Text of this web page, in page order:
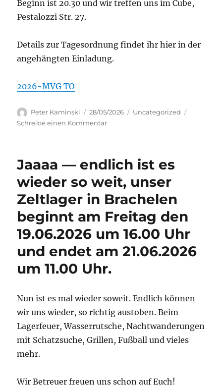
Beginn ist 20.30 und wir treffen uns im Cube,
Pestalozzi Str. 27.
Details zur Tagesordnung findet ihr hier in der
angehängten Einladung.
2026-MVG TO
Autor
Peter Kaminski
Veröffentlicht
am
28/05/2026 Kategorien
Uncategorized
Schreibe einen Kommentarzu
Jaaaa — endlich ist es
wieder so weit, unser
Zeltlager in Brachelen
beginnt am Freitag den
19.06.2026 um 16.00 Uhr
und endet am 21.06.2026
um 11.00 Uhr.
Nun ist es mal wieder soweit. Endlich können
wir uns wieder, so richtig austoben. Beim
Lagerfeuer, Wasserrutsche, Nachtwanderungen
mit Schatzsuche, Grillen, Fußball und vieles
mehr.
Wir Betreuer freuen uns schon auf Euch!